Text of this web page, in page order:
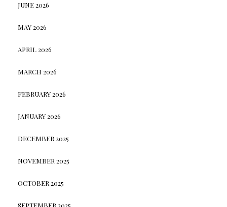
JUNE 2026
MAY 2026
APRIL 2026
MARCH 2026
FEBRUARY 2026
JANUARY 2026
DECEMBER 2025
NOVEMBER 2025
OCTOBER 2025